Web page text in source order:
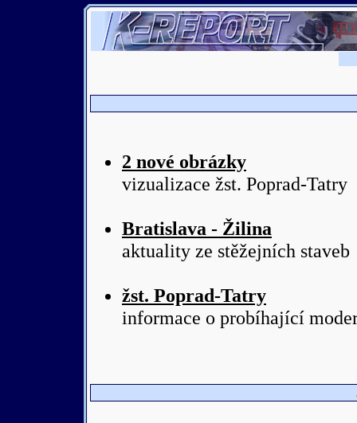
2 nové obrázky
vizualizace žst. Poprad-Tatry
Bratislava - Žilina
aktuality ze stěžejních staveb
žst. Poprad-Tatry
informace o probíhající